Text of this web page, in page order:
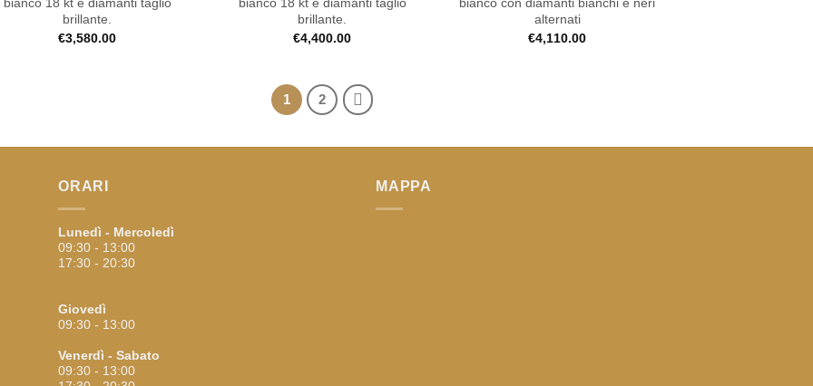
bianco 18 kt e diamanti taglio
brillante.
€3,580.00
bianco 18 kt e diamanti taglio
brillante.
€4,400.00
bianco con diamanti bianchi e neri
alternati
€4,110.00
1 2
ORARI
Lunedì - Mercoledì
09:30 - 13:00
17:30 - 20:30
Giovedì
09:30 - 13:00
Venerdì - Sabato
09:30 - 13:00
MAPPA